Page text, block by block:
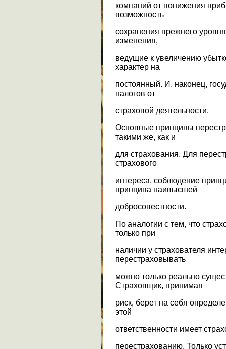
компаний от понижения
возможность
сохранения прежнего
изменения,
ведущие к увеличению
характер на
постоянный. И, наконец,
налогов от
страховой деятельности.
Основные принципы
такими же, как и
для страхования. Для
страхового
интереса, соблюдение
принципа наивысшей
добросовестности.
По аналогии с тем, что
только при
наличии у страхователя
перестраховывать
можно только реально
Страховщик, принимая
риск, берет на себя
этой
ответственности имеет
перестрахованию. Только